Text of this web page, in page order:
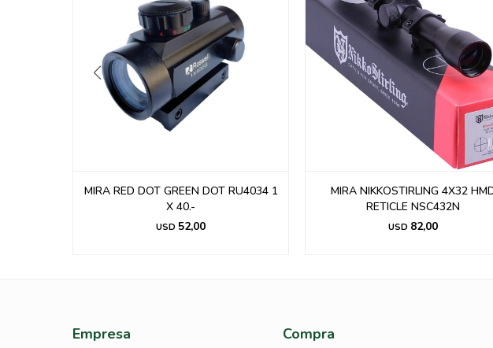
MIRA NIKKOSTIRLING 4X32 HMD
RETICLE NSC432N
USD 82,00
MIRA GAMO MD 4-12X44 AO.-
USD 222,00
Empresa Compra